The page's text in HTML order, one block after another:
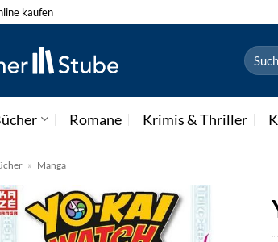
kaufen
Suchen
nach:
Romane Krimis & Thriller
» Manga